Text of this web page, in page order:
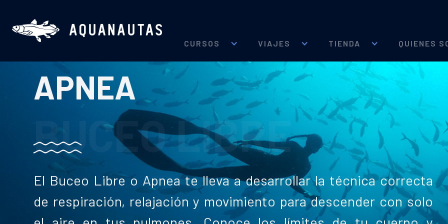
CURSOS VIAJES TIENDA QUIENES
APNEA
BUCEO LIBRE
El Buceo Libre o Apnea te lleva a desarrollar la técnica correcta
de respiración, relajación y movimiento para descender con solo